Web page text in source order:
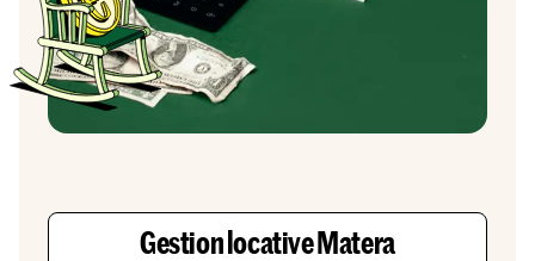
Gestion locative Matera